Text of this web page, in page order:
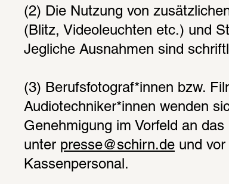
(2) Die Nutzung von
(Blitz, Videoleuchten etc.) und
Jegliche Ausnahmen sind
(3) Berufsfotograf*innen bzw.
Audiotechniker*innen wenden
Genehmigung im Vorfeld an
unter presse@schirn.de und
Kassenpersonal.